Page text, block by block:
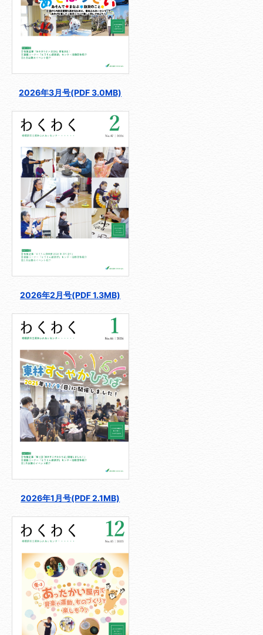
2026年3月号(PDF 3.0MB)
2026年2月号(PDF 1.3MB)
2026年1月号(PDF 2.1MB)